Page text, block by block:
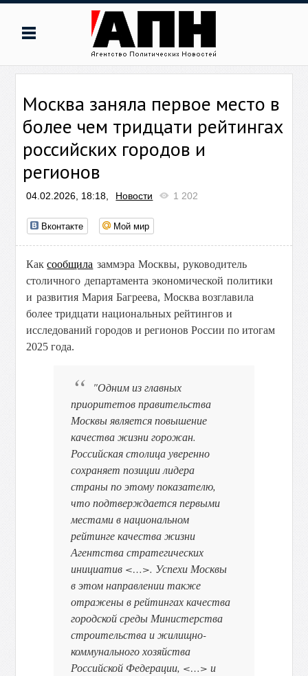
Москва заняла первое место в
более чем тридцати рейтингах
российских городов и
регионов
04.02.2026, 18:18, Новости 1 202
Вконтакте Мой мир
Каксообщила заммэра Москвы, руководитель
столичного департамента экономической политики
и развития Мария Багреева, Москва возглавила
более тридцати национальных рейтингов и
исследований городов и регионов России по итогам
2025 года.
"Одним из главных
приоритетов правительства
Москвы является повышение
качества жизни горожан.
Российская столица уверенно
сохраняет позиции лидера
страны по этому показателю,
что подтверждается первыми
местами в национальном
рейтинге качества жизни
Агентства стратегических
инициатив <…>. Успехи Москвы
в этом направлении также
отражены в рейтингах качества
городской среды Министерства
строительства и жилищно-
коммунального хозяйства
Российской Федерации, <…> и